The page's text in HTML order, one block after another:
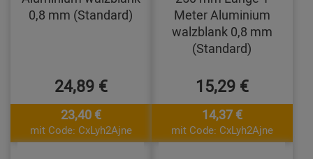
0,8 mm (Standard)
24,89 €
23,40 €
mit Code: CxLyh2Ajne
Meter Aluminium
walzblank 0,8 mm
(Standard)
15,29 €
14,37 €
mit Code: CxLyh2Ajne